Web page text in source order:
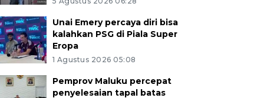
Unai Emery percaya diri bisa
kalahkan PSG di Piala Super
Eropa
1 Agustus 2026 05:08
Pemprov Maluku percepat
penyelesaian tapal batas